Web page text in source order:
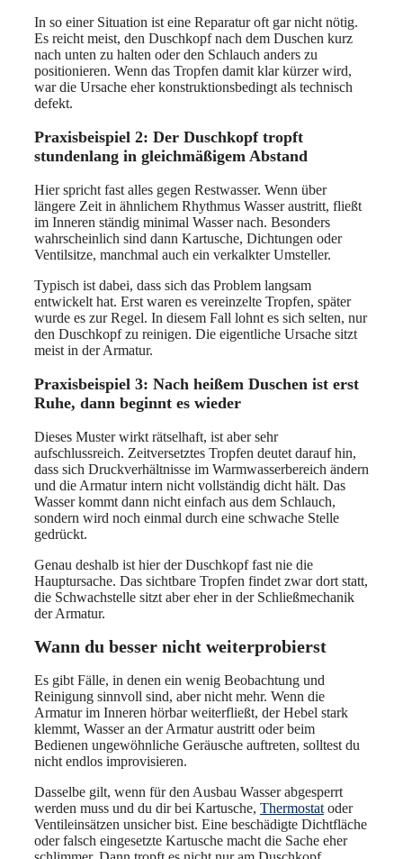
In so einer Situation ist eine Reparatur oft gar nicht nötig.
Es reicht meist, den Duschkopf nach dem Duschen kurz
nach unten zu halten oder den Schlauch anders zu
positionieren. Wenn das Tropfen damit klar kürzer wird,
war die Ursache eher konstruktionsbedingt als technisch
defekt.
Praxisbeispiel 2: Der Duschkopf tropft
stundenlang in gleichmäßigem Abstand
Hier spricht fast alles gegen Restwasser. Wenn über
längere Zeit in ähnlichem Rhythmus Wasser austritt, fließt
im Inneren ständig minimal Wasser nach. Besonders
wahrscheinlich sind dann Kartusche, Dichtungen oder
Ventilsitze, manchmal auch ein verkalkter Umsteller.
Typisch ist dabei, dass sich das Problem langsam
entwickelt hat. Erst waren es vereinzelte Tropfen, später
wurde es zur Regel. In diesem Fall lohnt es sich selten, nur
den Duschkopf zu reinigen. Die eigentliche Ursache sitzt
meist in der Armatur.
Praxisbeispiel 3: Nach heißem Duschen ist erst
Ruhe, dann beginnt es wieder
Dieses Muster wirkt rätselhaft, ist aber sehr
aufschlussreich. Zeitversetztes Tropfen deutet darauf hin,
dass sich Druckverhältnisse im Warmwasserbereich ändern
und die Armatur intern nicht vollständig dicht hält. Das
Wasser kommt dann nicht einfach aus dem Schlauch,
sondern wird noch einmal durch eine schwache Stelle
gedrückt.
Genau deshalb ist hier der Duschkopf fast nie die
Hauptursache. Das sichtbare Tropfen findet zwar dort statt,
die Schwachstelle sitzt aber eher in der Schließmechanik
der Armatur.
Wann du besser nicht weiterprobierst
Es gibt Fälle, in denen ein wenig Beobachtung und
Reinigung sinnvoll sind, aber nicht mehr. Wenn die
Armatur im Inneren hörbar weiterfließt, der Hebel stark
klemmt, Wasser an der Armatur austritt oder beim
Bedienen ungewöhnliche Geräusche auftreten, solltest du
nicht endlos improvisieren.
Dasselbe gilt, wenn für den Ausbau Wasser abgesperrt
werden muss und du dir bei Kartusche, Thermostat oder
Ventileinsätzen unsicher bist. Eine beschädigte Dichtfläche
oder falsch eingesetzte Kartusche macht die Sache eher